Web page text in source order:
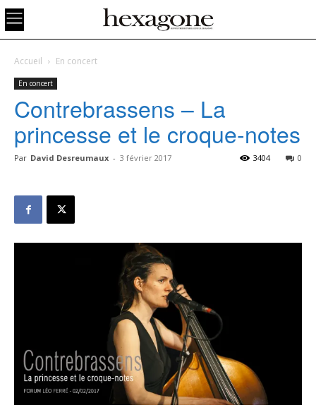
Accueil En concert
En concert
Contrebrassens – La
princesse et le croque-notes
Par David Desreumaux - 3 février 2017 0
3404